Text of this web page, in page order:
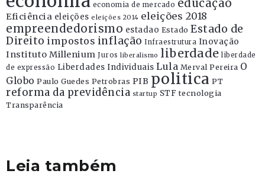
economia de mercado educação
Eficiência eleições eleições 2014 eleições 2018
empreendedorismo estadao Estado Estado de
Direito impostos inflação Infraestrutura Inovação
Instituto Millenium Juros liberalismo liberdade liberdade
de expressão Liberdades Individuais Lula Merval Pereira O
Globo Paulo Guedes Petrobras PIB politica PT
reforma da previdência startup STF tecnologia
Transparência
Leia também